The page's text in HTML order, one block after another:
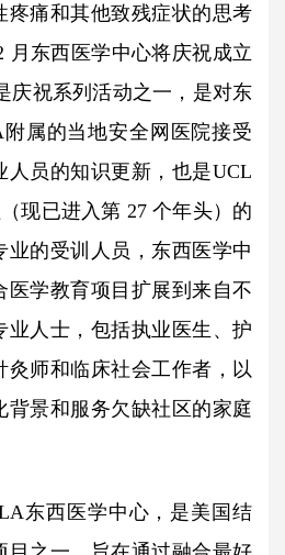
疼痛和其他致残症状的思考
月东西医学中心将庆祝成立
庆祝系列活动之一，是对东
属的当地安全网医院接受
人员的知识更新，也是UCL
现已进入第 27 个年头）的
业的受训人员，东西医学中
医学教育项目扩展到来自不
业人士，包括执业医生、护
灸师和临床社会工作者，以
背景和服务欠缺社区的家庭
东西医学中心，是美国结